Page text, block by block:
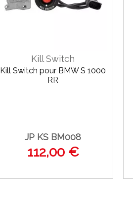
Kill Switch
Kill Switch pour BMW S 1000
RR
JP KS BM008
112,00 €